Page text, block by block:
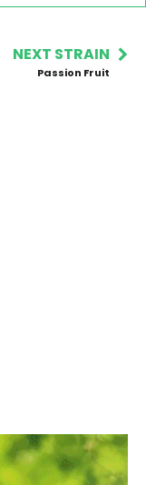
NEXT STRAIN
Passion Fruit